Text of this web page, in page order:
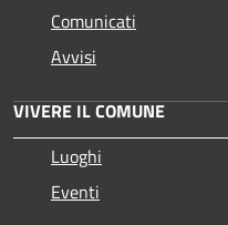
Comunicati
Avvisi
VIVERE IL COMUNE
Luoghi
Eventi